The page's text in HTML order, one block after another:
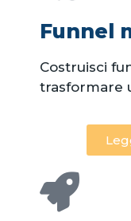
Funnel
Costruisci
trasformare